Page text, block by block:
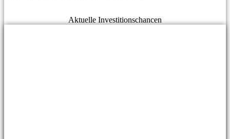
Aktuelle Investitionschancen